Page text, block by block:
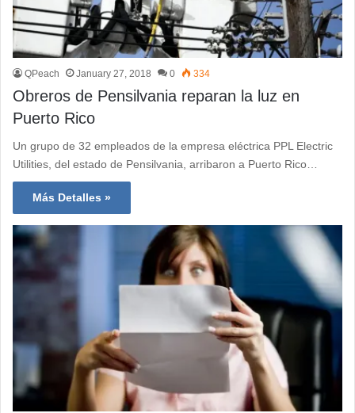
QPeach January 27, 2018 0 334
Obreros de Pensilvania reparan la luz en
Puerto Rico
Un grupo de 32 empleados de la empresa eléctrica PPL Electric
Utilities, del estado de Pensilvania, arribaron a Puerto Rico…
Más Detalles »